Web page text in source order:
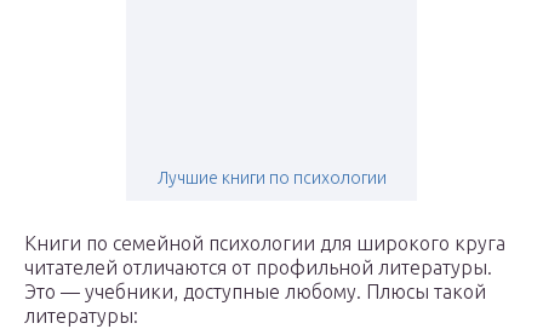
Лучшие книги по психологии
Книги по семейной психологии для широкого круга
читателей отличаются от профильной литературы.
Это — учебники, доступные любому. Плюсы такой
литературы: